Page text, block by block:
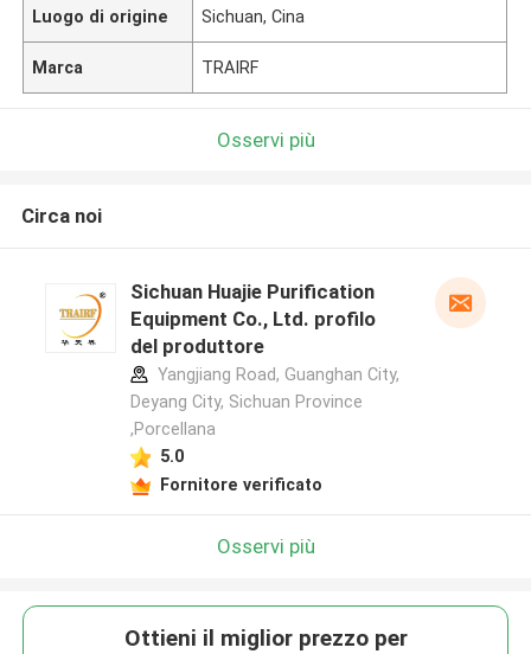
Luogo di origine Sichuan, Cina
Marca TRAIRF
Osservi più
Circa noi
Sichuan Huajie Purification
Equipment Co., Ltd. profilo
del produttore
Yangjiang Road, Guanghan City,
Deyang City, Sichuan Province
,Porcellana
5.0
Fornitore verificato
Osservi più
Ottieni il miglior prezzo per